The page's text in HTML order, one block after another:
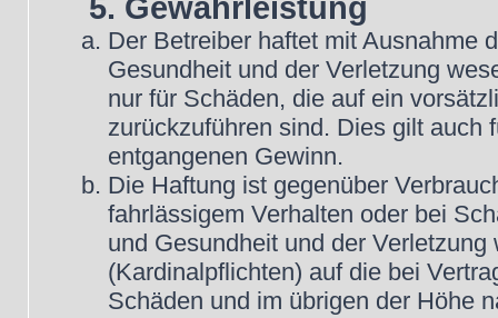
5. Gewährleistung
Der Betreiber haftet mit Ausnahme
Gesundheit und der Verletzung
nur für Schäden, die auf ein
zurückzuführen sind. Dies gilt auch
entgangenen Gewinn.
Die Haftung ist gegenüber
fahrlässigem Verhalten oder bei
und Gesundheit und der
(Kardinalpflichten) auf die bei
Schäden und im übrigen der Höhe